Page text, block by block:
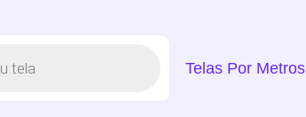
Telas Por Metros